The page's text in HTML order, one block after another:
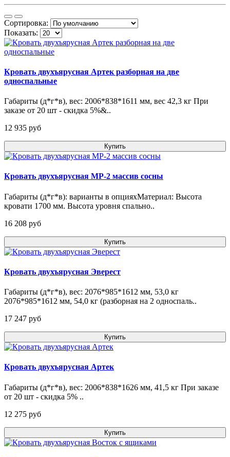
Сортировка:
Показать:
Кровать двухъярусная Артек разборная на две
односпальные
Габариты (д*г*в), вес: 2006*838*1611 мм, вес 42,3 кг При
заказе от 20 шт - скидка 5%&..
12 935 pуб
Купить
Кровать двухъярусная МР-2 массив сосны
Габариты (д*г*в): варианты в опцияхМатериал: Высота
кровати 1700 мм. Высота уровня спально..
16 208 pуб
Купить
Кровать двухъярусная Эверест
Габариты (д*г*в), вес: 2076*985*1612 мм, 53,0 кг
2076*985*1612 мм, 54,0 кг (разборная на 2 односпаль..
17 247 pуб
Купить
Кровать двухъярусная Артек
Габариты (д*г*в), вес: 2006*838*1626 мм, 41,5 кг При заказе
от 20 шт - скидка 5% ..
12 275 pуб
Купить